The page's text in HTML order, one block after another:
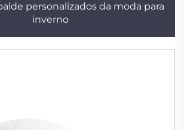
personalizados da moda para
inverno